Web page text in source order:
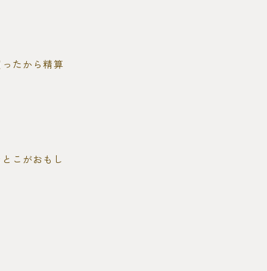
たから精算
こがおもし